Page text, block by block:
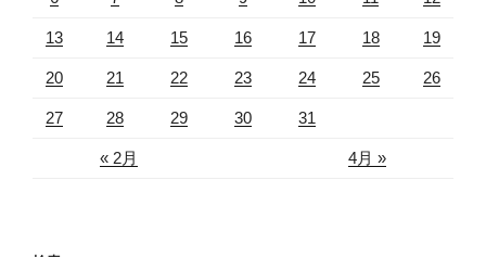
« 2月 4月 »
13 14 15 16 17 18 19
20 21 22 23 24 25 26
27 28 29 30 31